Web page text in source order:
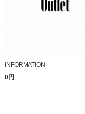
INFORMATION
0円